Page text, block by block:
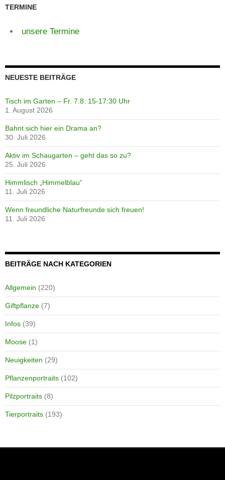
TERMINE
unsere Termine
NEUESTE BEITRÄGE
Tisch im Garten – Fr. 7.8. 15-17:30 Uhr
1. August 2026
Bahnt sich hier ein Drama an?
30. Juli 2026
Aktiv im Schaugarten – geht das so zu?
25. Juli 2026
Himmlisch „Himmelblau“
11. Juli 2026
Wenn freundliche Naturfreunde sich freuen!
11. Juli 2026
BEITRÄGE NACH KATEGORIEN
Allgemein (220)
Giftpflanze (7)
Infos (39)
Moose (1)
Neuigkeiten (29)
Pflanzenportraits (102)
Pilzportraits (8)
Tierportraits (193)